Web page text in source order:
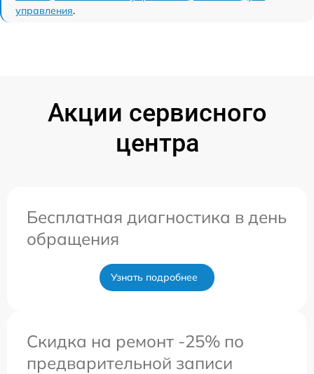
управления.
Акции сервисного
центра
Бесплатная диагностика в день
обращения
Узнать подробнее
Скидка на ремонт -25% по
предварительной записи